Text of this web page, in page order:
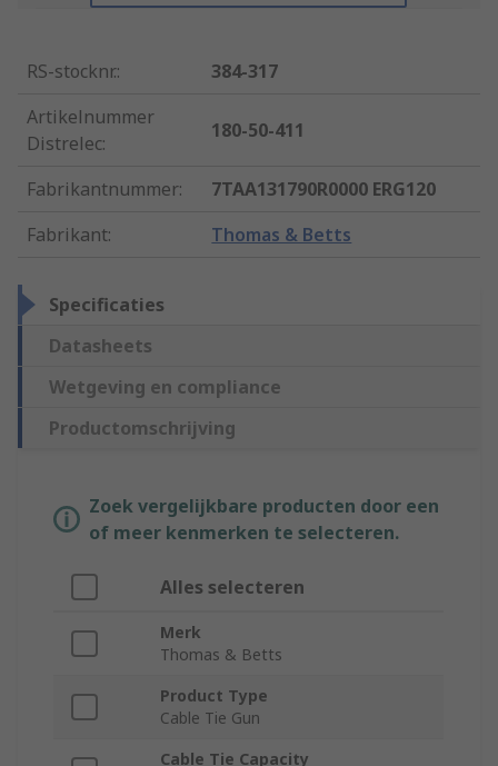
RS-stocknr.:
384-317
Artikelnummer
Distrelec:
180-50-411
Fabrikantnummer:
7TAA131790R0000 ERG120
Fabrikant: Thomas & Betts
Specificaties
Datasheets
Wetgeving en compliance
Productomschrijving
Zoek vergelijkbare producten door een
of meer kenmerken te selecteren.
Alles selecteren
Merk
Thomas & Betts
Product Type
Cable Tie Gun
Cable Tie Capacity